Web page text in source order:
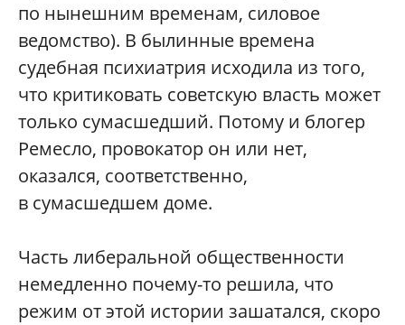
по нынешним временам, силовое
ведомство). В былинные времена
судебная психиатрия исходила из того,
что критиковать советскую власть может
только сумасшедший. Потому и блогер
Ремесло, провокатор он или нет,
оказался, соответственно,
в сумасшедшем доме.
Часть либеральной общественности
немедленно почему-то решила, что
режим от этой истории зашатался, скоро